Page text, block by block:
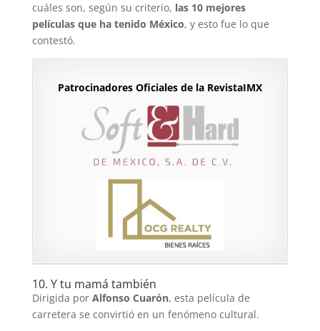
cuáles son, según su criterio, las 10 mejores
películas que ha tenido México, y esto fue lo que
contestó.
Patrocinadores Oficiales de la RevistaIMX
10. Y tu mamá también
Dirigida por Alfonso Cuarón, esta película de
carretera se convirtió en un fenómeno cultural.